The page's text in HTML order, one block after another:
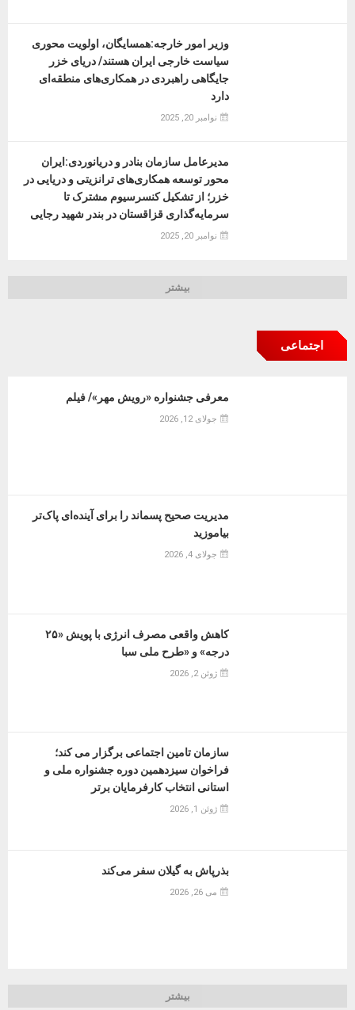
وزیر امور خارجه:همسایگان، اولویت محوری
سیاست خارجی ایران هستند/ دریای خزر
جایگاهی راهبردی در همکاری‌های منطقه‌ای
دارد
نوامبر 20, 2025
مدیرعامل سازمان بنادر و دریانوردی:ایران
محور توسعه همکاری‌های ترانزیتی و دریایی در
خزر؛ از تشکیل کنسرسیوم مشترک تا
سرمایه‌گذاری قزاقستان در بندر شهید رجایی
نوامبر 20, 2025
بیشتر
اجتماعی
معرفی جشنواره «رویش مهر»/ فیلم
جولای 12, 2026
مدیریت صحیح پسماند را برای آینده‌ای پاک‌تر
بیاموزید
جولای 4, 2026
کاهش واقعی مصرف انرژی با پویش «۲۵
درجه» و «طرح ملی سبا
ژوئن 2, 2026
سازمان تامین اجتماعی برگزار می کند؛
فراخوان سیزدهمین دوره جشنواره ملی و
استانی انتخاب کارفرمایان برتر
ژوئن 1, 2026
بذرپاش به گیلان سفر می‌کند
می 26, 2026
بیشتر